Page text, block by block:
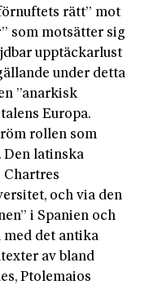
rätt” mot
som motsätter sig
upptäckarlust
under detta
”anarkisk
Europa.
rollen som
Den latinska
och via den
i Spanien och
det antika
av bland
Ptolemaios